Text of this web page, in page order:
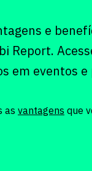
e
Report.
em eventos
as vantagens que